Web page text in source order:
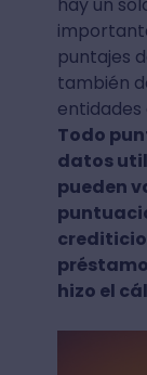
puntajes
también
entidades
Todo
datos
pueden
hizo el